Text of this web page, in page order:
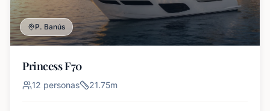
P. Banús
Princess F70
12 personas 21.75m